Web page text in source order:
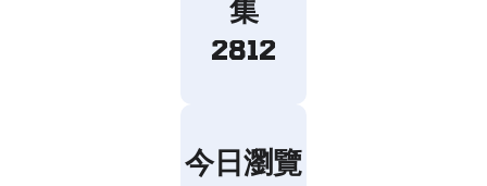
集
2812
今日瀏覽